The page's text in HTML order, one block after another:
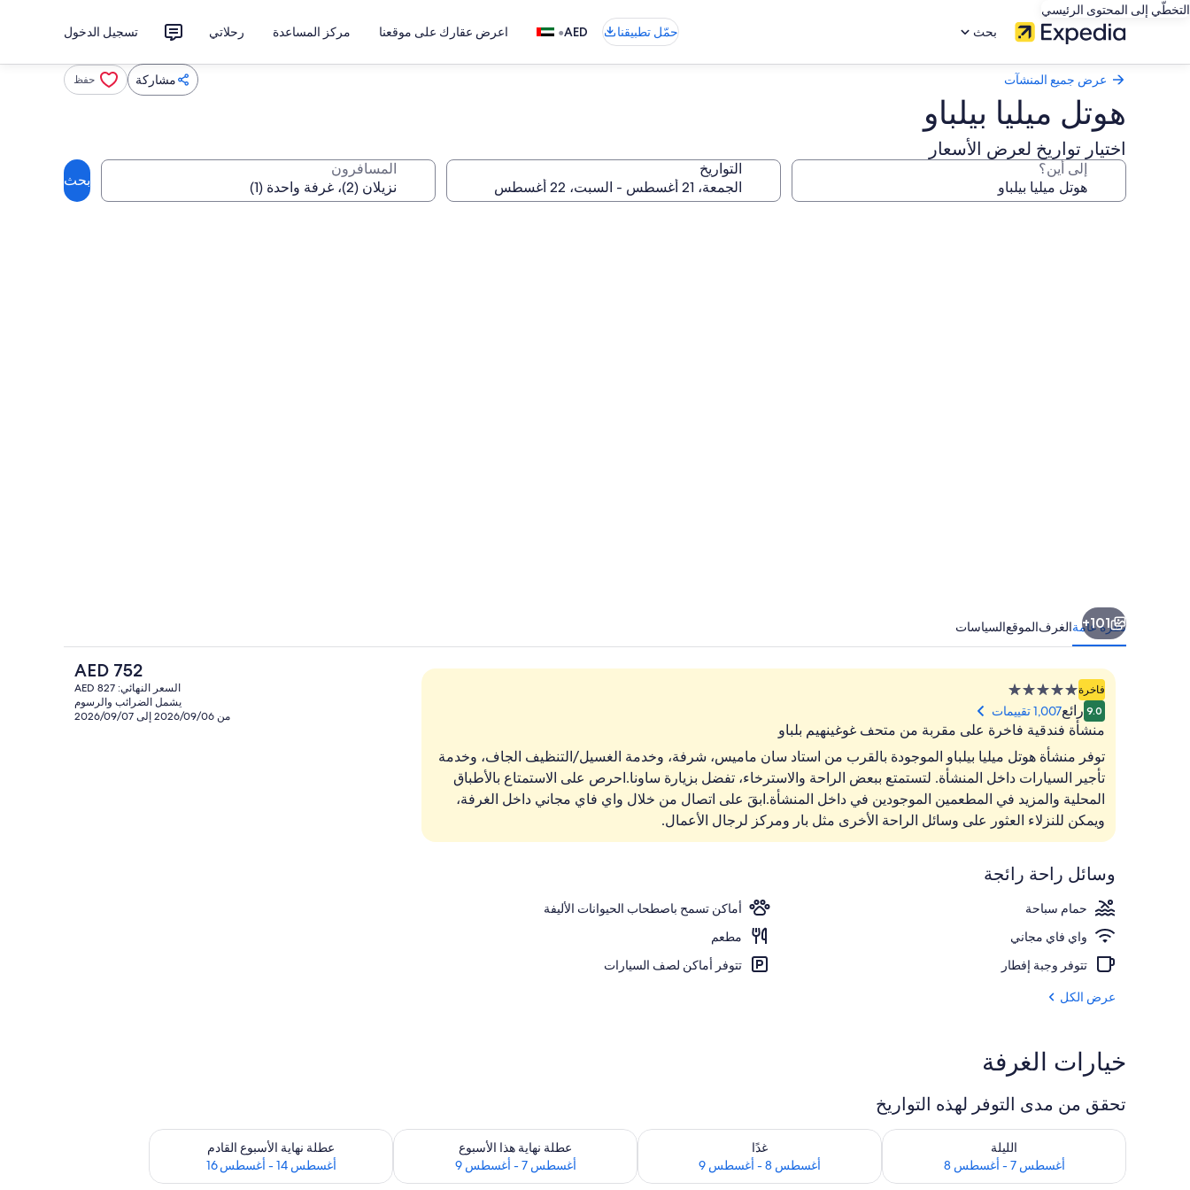
التخطّي إلى المحتوى الرئيسي
بحث
حمّل تطبيقنا AED
• اعرض عقارك على موقعنا مركز المساعدة رحلاتي تسجيل الدخول
عرض جميع المنشآت مشاركة حفظ
هوتل ميليا بيلباو
اختيار تواريخ لعرض الأسعار
إلى أين؟ التواريخ المسافرون
بحث
الردهة
واجهة المنشأة
101+
نظرة عامةالغرفالموقعالسياسات
فاخرةمنشأة
فندقية
مصنفة
5.0
نجوم
9.0 رائع1,007 تقييمات
منشأة فندقية فاخرة على مقربة من متحف غوغينهيم بلباو
توفر منشأة هوتل ميليا بيلباو الموجودة بالقرب من استاد سان ماميس، شرفة، وخدمة الغسيل/التنظيف الجاف، وخدمة
تأجير السيارات داخل المنشأة. لتستمتع ببعض الراحة والاسترخاء، تفضل بزيارة ساونا.احرص على الاستمتاع بالأطباق
المحلية والمزيد في المطعمين الموجودين في داخل المنشأة.ابقَ على اتصال من خلال واي فاي مجاني داخل الغرفة،
ويمكن للنزلاء العثور على وسائل الراحة الأخرى مثل بار ومركز لرجال الأعمال.
وسائل راحة رائجة
حمام سباحة
أماكن تسمح باصطحاب الحيوانات الأليفة
واي فاي مجاني
مطعم
تتوفر وجبة إفطار
تتوفر أماكن لصف السيارات
عرض الكل
السعر
الحالي
هو
AED
AED 752
السعر النهائي: AED 827
يشمل الضرائب والرسوم
من 2026/09/06 إلى 2026/09/07
خيارات الغرفة
تحقق من مدى التوفر لهذه التواريخ
الليلة
أغسطس 7 - أغسطس 8
تحقق من مدى التوفر لليلة للفترة أغسطس 7 - أغسطس 8
غدًا
أغسطس 8 - أغسطس 9
تحقق من مدى التوفر لغد للفترة أغسطس 8 - أغسطس 9
عطلة نهاية هذا الأسبوع
أغسطس 7 - أغسطس 9
تحقق من مدى التوفر لعطلة نهاية هذا الأسبوع للفترة أغسطس 7 - أغسطس 9
عطلة نهاية الأسبوع القادم
أغسطس 14 - أغسطس 16
تحقق من مدى التوفر لعطلة نهاية الأسبوع القادم للفترة أغسطس 14 - أغسطس 16